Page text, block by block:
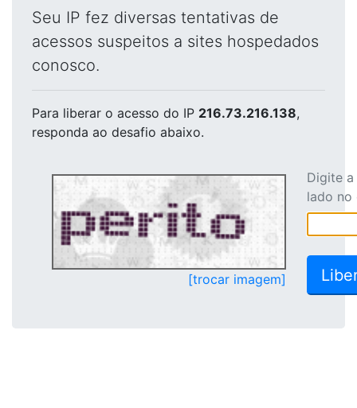
Seu IP fez diversas tentativas de
acessos suspeitos a sites hospedados
conosco.
Para liberar o acesso do IP 216.73.216.138,
responda ao desafio abaixo.
[trocar imagem]
Digite
lado no